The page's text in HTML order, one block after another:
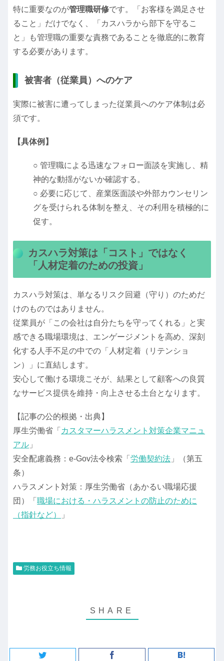
特に重要なのが管理職研修です。「お客様を満足させ
ること」だけでなく、「カスハラから部下を守るこ
と」も管理職の重要な責務であることを徹底的に教育
する必要があります。
被害者（従業員）へのケア
実際に被害に遭ってしまった従業員へのケア体制は必
須です。
【具体例】
○ 管理職による迅速なフォロー面談を実施し、精
神的な動揺がないか確認する。
○ 必要に応じて、産業医面談や外部カウンセリン
グを受けられる体制を整え、その利用を積極的に
促す。
カスハラ対策は「コスト」ではなく
「人材定着のための投資」
カスハラ対策は、単なるリスク回避（守り）のためだ
けのものではありません。
従業員が「この会社は自分たちを守ってくれる」と実
感できる職場環境は、エンゲージメントを高め、深刻
化する人手不足の中での「人材定着（リテンショ
ン）」に直結します。
安心して働ける環境こそが、結果として顧客への良質
なサービス提供を維持・向上させる土台となります。
【記事の公的根拠・出典】
厚生労働省「 カスタマーハラスメント対策企業マニュ
アル 」
安全配慮義務：e-Gov法令検索「 労働契約法 」（第五
条）
ハラスメント対策：厚生労働省（あかるい職場応援
団）「 職場における・ハラスメントの防止のために
（指針など）
」
労務お役立ち情報